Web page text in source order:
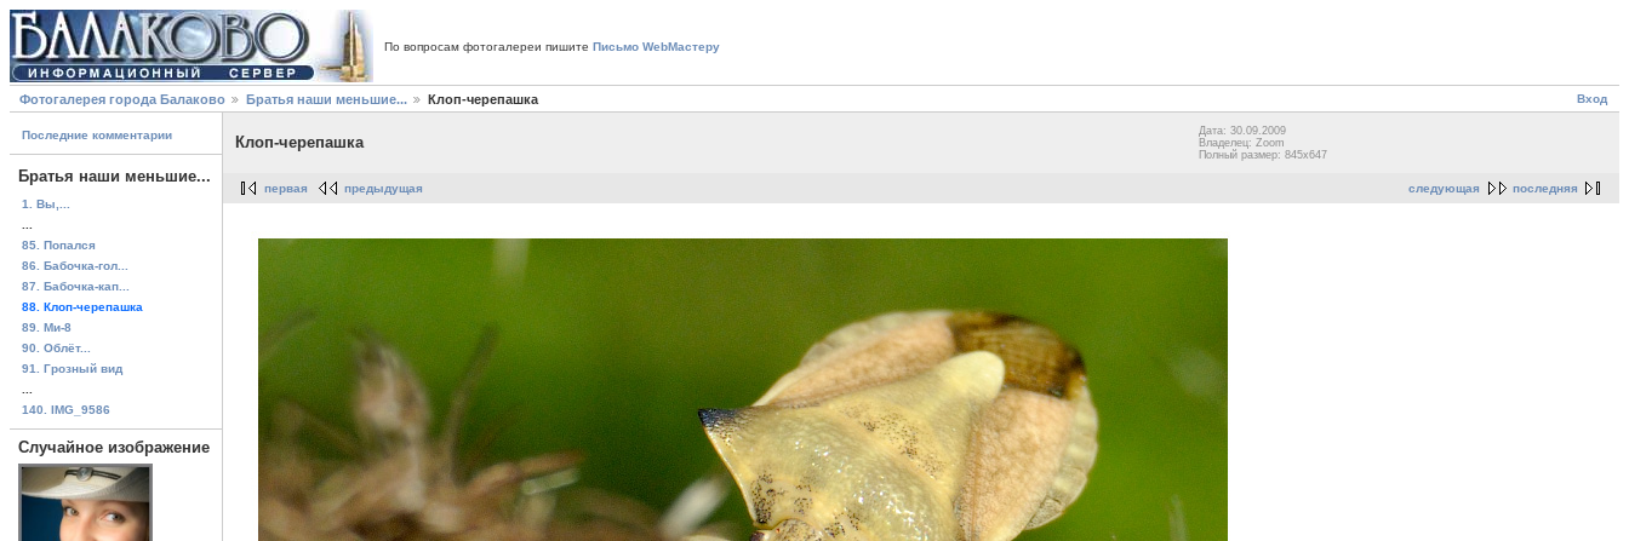
По вопросам фотогалереи пишите Письмо WebМастеру
Вход
Фотогалерея города Балаково Братья наши меньшие... Клоп-черепашка
Последние комментарии
Братья наши меньшие...
1. Вы,...
85. Попался
86. Бабочка-гол...
87. Бабочка-кап...
88. Клоп-черепашка
89. Ми-8
90. Облёт...
91. Грозный вид
140. IMG_9586
Случайное изображение
Клоп-черепашка
Дата: 30.09.2009
Владелец: Zoom
Полный размер: 845x647
следующая последняя
первая предыдущая